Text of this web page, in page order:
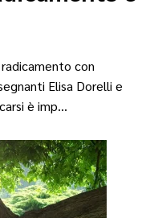
con
Elisa Dorelli e
è imp…